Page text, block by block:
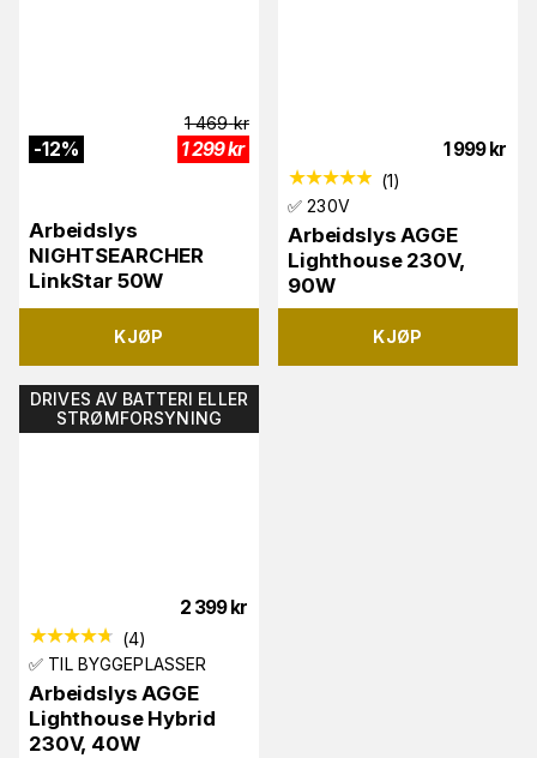
-12%
1 469 kr
1 299kr
Arbeidslys
NIGHTSEARCHER
LinkStar 50W
KJØP
1 999 kr
(1)
✅ 230V
Arbeidslys AGGE
Lighthouse 230V,
90W
KJØP
DRIVES AV BATTERI ELLER
STRØMFORSYNING
2 399 kr
(4)
✅ TIL BYGGEPLASSER
Arbeidslys AGGE
Lighthouse Hybrid
230V, 40W